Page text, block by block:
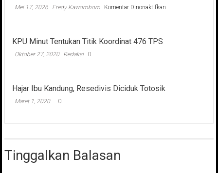
Mei 17, 2026 Fredy Kawombom Komentar Dinonaktifkanpada
KPU Minut Tentukan Titik Koordinat 476 TPS
Oktober 27, 2020 Redaksi 0
Hajar Ibu Kandung, Resedivis Diciduk Totosik
Maret 1, 2020 0
Tinggalkan Balasan